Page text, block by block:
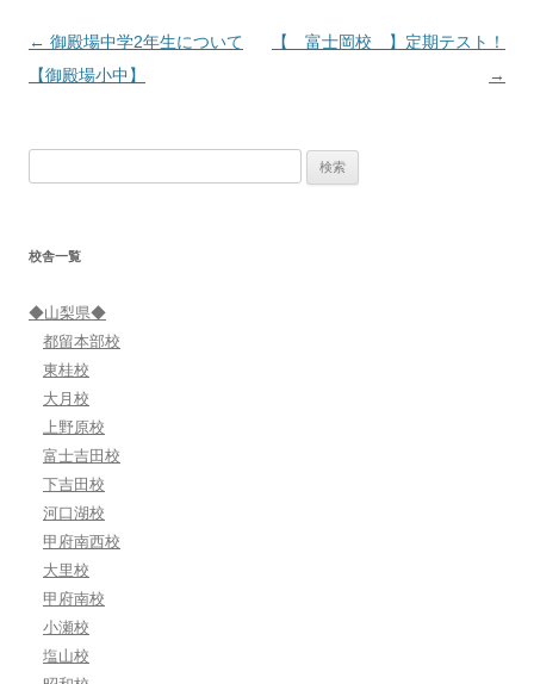
投
稿
ン
← 御殿場中学2年生について
【御殿場小中】
【 富士岡校 】定期テスト！
→
校舎一覧
◆山梨県◆
都留本部校
東桂校
大月校
上野原校
富士吉田校
下吉田校
河口湖校
甲府南西校
大里校
甲府南校
小瀬校
塩山校